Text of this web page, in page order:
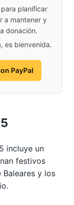
planificar
a mantener y
donación.
es bienvenida.
PayPal
incluye un
festivos
y los